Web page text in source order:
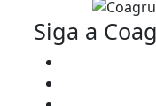
Siga a